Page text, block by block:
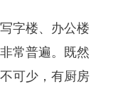
字楼、办公楼
常普遍。既然
可少，有厨房